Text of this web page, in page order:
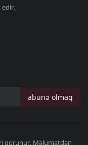
edir.
abunə olmaq
qorunur. Məlumatdan